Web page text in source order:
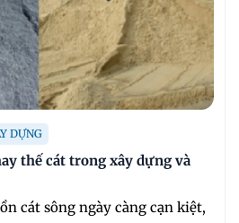
DỰNG
thế cát trong xây dựng và
cát sông ngày càng cạn kiệt,